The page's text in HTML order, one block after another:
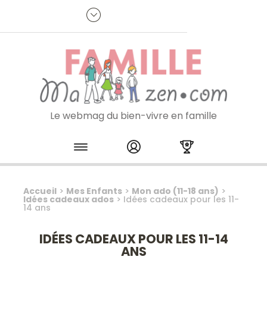
Je m'inscris à la newsletter
Le webmag du bien-vivre en famille
Skip to content
Accueil > Mes Enfants > Mon ado (11-18 ans) >
Idées cadeaux ados > Idées cadeaux pour les 11-
14 ans
IDÉES CADEAUX POUR LES 11-14
ANS
Panneau de gestion des cookies